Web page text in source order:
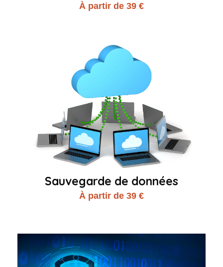
À partir de 39 €
Sauvegarde de données
À partir de 39 €